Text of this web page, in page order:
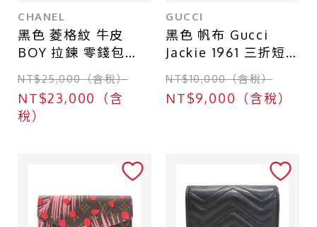
CHANEL
黑色 菱格紋 牛皮
BOY 拉鍊 零錢包
【CHANEL 香奈兒】
NT$25,000（含稅）
NT$23,000（含
稅）
GUCCI
黑色 帆布 Gucci
Jackie 1961 三折短
夾【GUCCI 古馳】
645536
NT$10,000（含稅）
NT$9,000（含稅）